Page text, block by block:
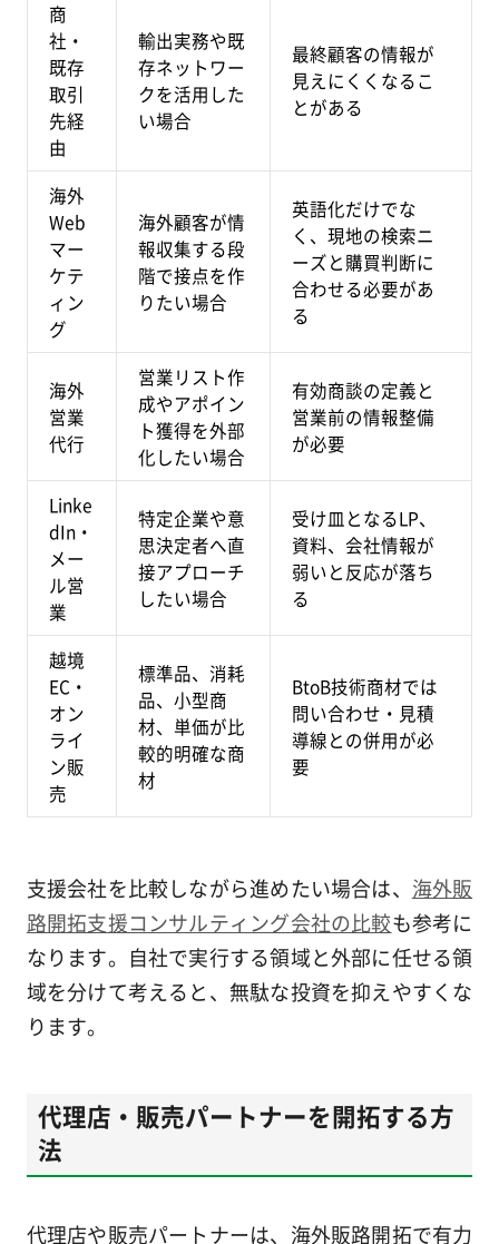
商
社・
既存
取引
先経
由
輸出実務や既
存ネットワー
クを活用した
い場合
最終顧客の情報が
見えにくくなるこ
とがある
海外
Web
マー
ケテ
ィン
グ
海外顧客が情
報収集する段
階で接点を作
りたい場合
英語化だけでな
く、現地の検索ニ
ーズと購買判断に
合わせる必要があ
る
海外
営業
代行
営業リスト作
成やアポイン
ト獲得を外部
化したい場合
有効商談の定義と
営業前の情報整備
が必要
Linke
dIn・
メー
ル営
業
特定企業や意
思決定者へ直
接アプローチ
したい場合
受け皿となるLP、
資料、会社情報が
弱いと反応が落ち
る
越境
EC・
オン
ライ
ン販
売
標準品、消耗
品、小型商
材、単価が比
較的明確な商
材
BtoB技術商材では
問い合わせ・見積
導線との併用が必
要
支援会社を比較しながら進めたい場合は、 海外販
路開拓支援コンサルティング会社の比較も参考に
なります。自社で実行する領域と外部に任せる領
域を分けて考えると、無駄な投資を抑えやすくな
ります。
代理店・販売パートナーを開拓する方
法
代理店や販売パートナーは、海外販路開拓で有力